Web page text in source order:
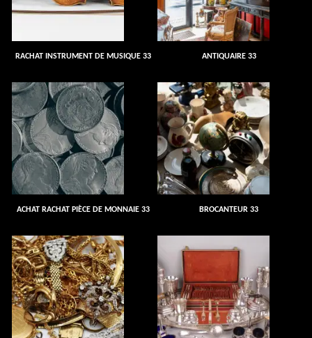
RACHAT INSTRUMENT DE MUSIQUE 33 ANTIQUAIRE 33
ACHAT RACHAT PIÈCE DE MONNAIE 33 BROCANTEUR 33